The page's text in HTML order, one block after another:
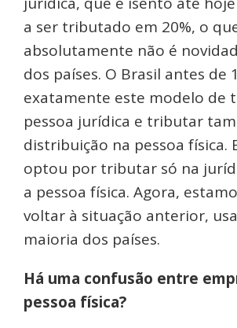
a ser tributado em 20%, o
absolutamente não é
dos países. O Brasil antes de
exatamente este modelo de
pessoa jurídica e tributar
distribuição na pessoa física.
optou por tributar só na
a pessoa física. Agora,
voltar à situação anterior,
maioria dos países.
Há uma confusão entre
pessoa física?